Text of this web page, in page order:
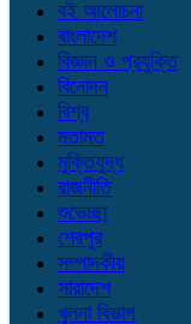
বই আলোচনা
বাংলাদেশ
বিজ্ঞান ও প্রযুক্তি
বিনোদন
বিশ্ব
মতামত
মুক্তিযুদ্ধ
রাজনীতি
শুভেচ্ছা
শেরপুর
সম্পাদকীয়
সারাদেশ
খুলনা বিভাগ